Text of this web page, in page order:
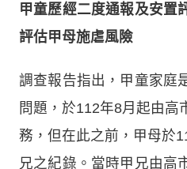
甲童歷經二度通報及安置
評估甲母施虐風險
調查報告指出，甲童家庭
問題，於112年8月起由高
務，但在此之前，甲母於
兄之紀錄。當時甲兄由高